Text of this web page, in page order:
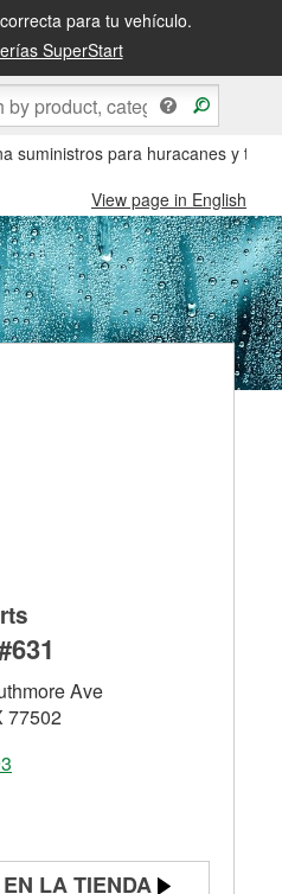
para tu vehículo.
SuperStart
suministros para huracanes y
View page in English
Ave
77502
LA TIENDA